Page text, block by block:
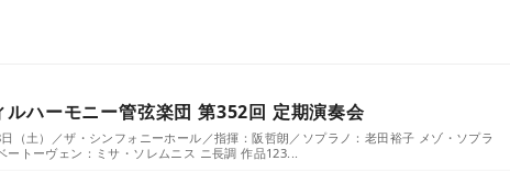
ルハーモニー管弦楽団 第352回 定期演奏会
（土）／ザ・シンフォニーホール／指揮：阪哲朗／ソプラノ：老田裕子 メゾ・ソプラ
ートーヴェン：ミサ・ソレムニス ニ長調 作品123...